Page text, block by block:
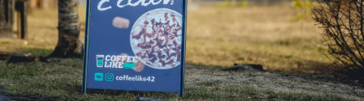
Главная/ Услуги/